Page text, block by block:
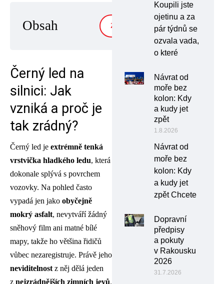
Obsah ZOBRAZIT
Černý led na
silnici: Jak
vzniká a proč je
tak zrádný?
Černý led je extrémně tenká
vrstvička hladkého ledu, která
dokonale splývá s povrchem
vozovky. Na pohled často
vypadá jen jako obyčejně
mokrý asfalt, nevytváří žádný
sněhový film ani matné bílé
mapy, takže ho většina řidičů
vůbec nezaregistruje. Právě jeho
neviditelnost z něj dělá jeden
z nejzrádnějších zimních jevů.
Koupili jste
ojetinu a za
pár týdnů se
ozvala vada,
o které
Návrat od
moře bez
kolon: Kdy
a kudy jet
zpět
1.8.2026
Návrat od
moře bez
kolon: Kdy
a kudy jet
zpět Chcete
Dopravní
předpisy
a pokuty
v Rakousku
2026
31.7.2026